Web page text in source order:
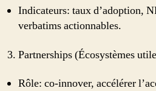
Indicateurs: taux d’adoption,
verbatims actionnables.
Partnerships (Écosystèmes
Rôle: co-innover, accélérer